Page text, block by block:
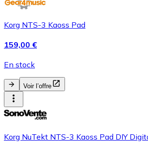
Korg NTS-3 Kaoss Pad
159,00 €
En stock
Voir l’offre
Korg NuTekt NTS-3 Kaoss Pad DIY